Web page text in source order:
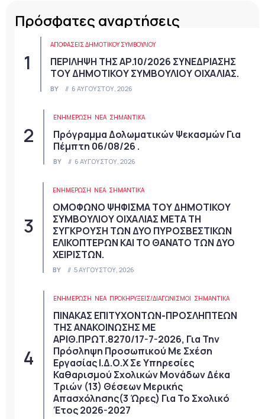
Πρόσφατες αναρτήσεις
ΑΠΟΦΆΣΕΙΣ ΔΗΜΟΤΙΚΟΎ ΣΥΜΒΟΥΛΊΟΥ
ΠΕΡΙΛΗΨΗ ΤΗΣ ΑΡ.10/2026 ΣΥΝΕΔΡΙΑΣΗΣ
ΤΟΥ ΔΗΜΟΤΙΚΟΥ ΣΥΜΒΟΥΛΙΟΥ ΟΙΧΑΛΙΑΣ.
BY 6 ΑΥΓΟΎΣΤΟΥ, 2026
ΕΝΗΜΕΡΩΣΗ ΝΈΑ ΣΗΜΑΝΤΙΚΆ
Πρόγραμμα Δολωματικών Ψεκασμών Για
Πέμπτη 06/08/26 .
BY 6 ΑΥΓΟΎΣΤΟΥ, 2026
ΕΝΗΜΕΡΩΣΗ ΝΈΑ ΣΗΜΑΝΤΙΚΆ
ΟΜΟΦΩΝΟ ΨΗΦΙΣΜΑ ΤΟΥ ΔΗΜΟΤΙΚΟΥ
ΣΥΜΒΟΥΛΙΟΥ ΟΙΧΑΛΙΑΣ ΜΕΤΑ ΤΗ
ΣΥΓΚΡΟΥΣΗ ΤΩΝ ΔΥΟ ΠΥΡΟΣΒΕΣΤΙΚΩΝ
ΕΛΙΚΟΠΤΕΡΩΝ ΚΑΙ ΤΟ ΘΑΝΑΤΟ ΤΩΝ ΔΥΟ
ΧΕΙΡΙΣΤΩΝ.
BY 5 ΑΥΓΟΎΣΤΟΥ, 2026
ΕΝΗΜΕΡΩΣΗ ΝΈΑ ΠΡΟΚΗΡΎΞΕΙΣ/ΔΙΑΓΩΝΙΣΜΟΊ ΣΗΜΑΝΤΙΚΆ
ΠΙΝΑΚΑΣ ΕΠΙΤΥΧΟΝΤΩΝ-ΠΡΟΣΛΗΠΤΕΩΝ
ΤΗΣ ΑΝΑΚΟΙΝΩΣΗΣ ΜΕ
ΑΡΙΘ.ΠΡΩΤ.8270/17-7-2026, Για Την
Πρόσληψη Προσωπικού Με Σχέση
Εργασίας Ι.Δ.Ο.Χ Σε Υπηρεσίες
Καθαρισμού Σχολικών Μονάδων Δέκα
Τριών (13) Θέσεων Μερικής
Απασχόλησης(3 Ώρες) Για Το Σχολικό
Έτος 2026-2027